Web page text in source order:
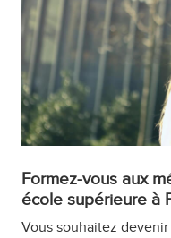
Formez-vous aux
école supérieure à
Vous souhaitez devenir